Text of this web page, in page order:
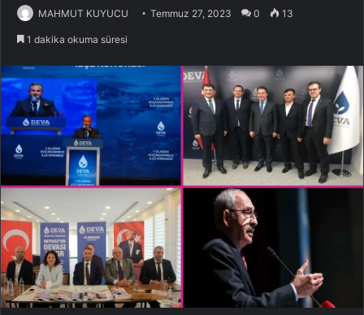
MAHMUT KUYUCU Temmuz 27, 2023 0 13
1 dakika okuma süresi